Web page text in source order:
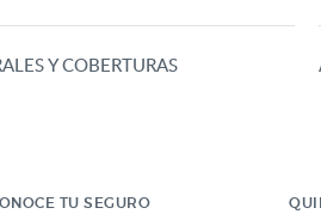
Y COBERTURAS
TU SEGURO